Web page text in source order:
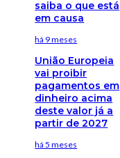
saiba o que está
em causa
há 9 meses
União Europeia
vai proibir
pagamentos em
dinheiro acima
deste valor já a
partir de 2027
há 5 meses